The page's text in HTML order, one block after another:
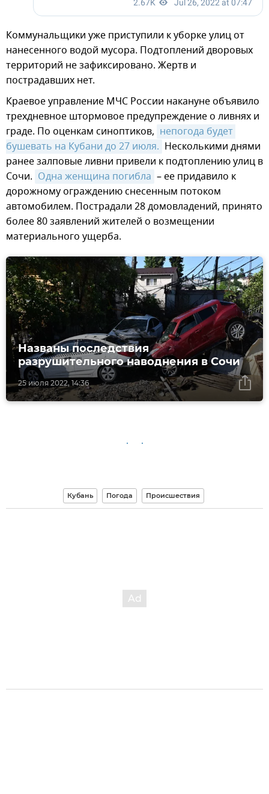
Коммунальщики уже приступили к уборке улиц от
нанесенного водой мусора. Подтоплений дворовых
территорий не зафиксировано. Жертв и
пострадавших нет.
Краевое управление МЧС России накануне объявило
трехдневное штормовое предупреждение о ливнях и
граде. По оценкам синоптиков, непогода будет
бушевать на Кубани до 27 июля. Несколькими днями
ранее залповые ливни привели к подтоплению улиц в
Сочи. Одна женщина погибла – ее придавило к
дорожному ограждению снесенным потоком
автомобилем. Пострадали 28 домовладений, принято
более 80 заявлений жителей о возмещении
материального ущерба.
25 июля 2022, 14:36
Названы последствия
разрушительного наводнения в Сочи
Кубань Погода Происшествия